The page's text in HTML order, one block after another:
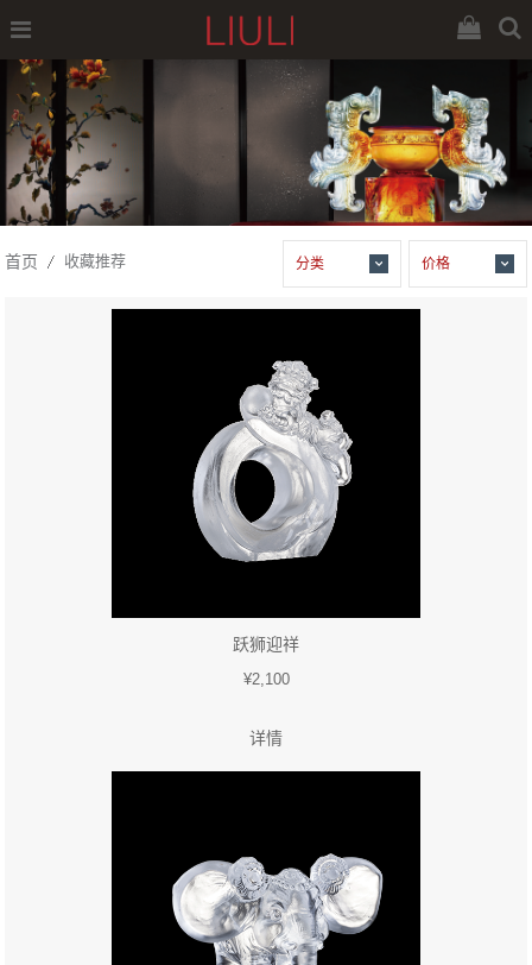
首页 收藏推荐 分类 价格
跃狮迎祥
¥2,100
详情